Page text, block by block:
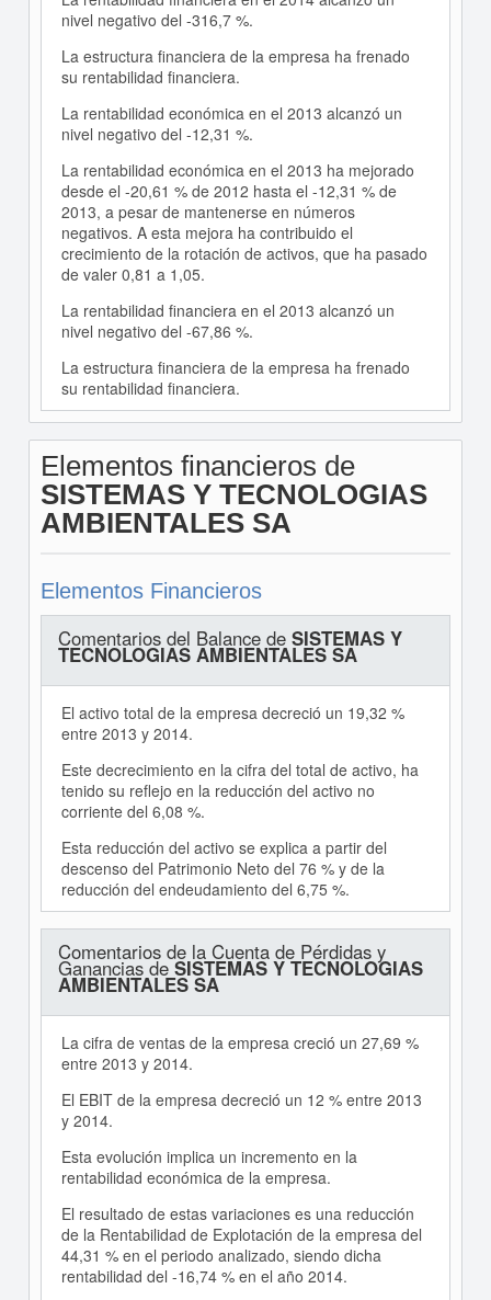
nivel negativo del -316,7 %.
La estructura financiera de la empresa ha frenado
su rentabilidad financiera.
La rentabilidad económica en el 2013 alcanzó un
nivel negativo del -12,31 %.
La rentabilidad económica en el 2013 ha mejorado
desde el -20,61 % de 2012 hasta el -12,31 % de
2013, a pesar de mantenerse en números
negativos. A esta mejora ha contribuido el
crecimiento de la rotación de activos, que ha pasado
de valer 0,81 a 1,05.
La rentabilidad financiera en el 2013 alcanzó un
nivel negativo del -67,86 %.
La estructura financiera de la empresa ha frenado
su rentabilidad financiera.
Elementos financieros de
SISTEMAS Y TECNOLOGIAS
AMBIENTALES SA
Elementos Financieros
Comentarios del Balance de SISTEMAS Y
TECNOLOGIAS AMBIENTALES SA
El activo total de la empresa decreció un 19,32 %
entre 2013 y 2014.
Este decrecimiento en la cifra del total de activo, ha
tenido su reflejo en la reducción del activo no
corriente del 6,08 %.
Esta reducción del activo se explica a partir del
descenso del Patrimonio Neto del 76 % y de la
reducción del endeudamiento del 6,75 %.
Comentarios de la Cuenta de Pérdidas y
Ganancias deSISTEMAS Y TECNOLOGIAS
AMBIENTALES SA
La cifra de ventas de la empresa creció un 27,69 %
entre 2013 y 2014.
El EBIT de la empresa decreció un 12 % entre 2013
y 2014.
Esta evolución implica un incremento en la
rentabilidad económica de la empresa.
El resultado de estas variaciones es una reducción
de la Rentabilidad de Explotación de la empresa del
44,31 % en el periodo analizado, siendo dicha
rentabilidad del -16,74 % en el año 2014.